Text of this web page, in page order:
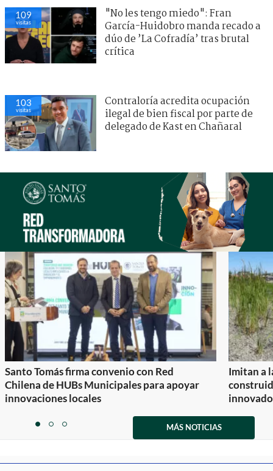
109
visitas
"No les tengo miedo": Fran
García-Huidobro manda recado a
dúo de ’La Cofradía’ tras brutal
crítica
103
visitas
Contraloría acredita ocupación
ilegal de bien fiscal por parte de
delegado de Kast en Chañaral
Santo Tomás firma convenio con Red
Chilena de HUBs Municipales para apoyar
innovaciones locales
Imitan a
itemitemitem
MÁS NOTICIAS